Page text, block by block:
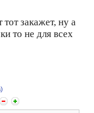
закажет, ну а
то не для всех